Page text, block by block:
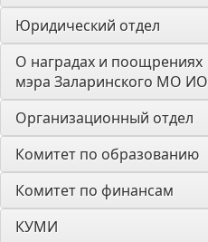
Юридический отдел
О наградах и поощрениях
мэра Заларинского МО ИО
Организационный отдел
Комитет по образованию
Комитет по финансам
КУМИ